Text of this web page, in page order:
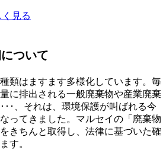
く見る
について
類はますます多様化しています。毎
に排出される一般廃棄物や産業廃棄
･･、それは、環境保護が叫ばれる今
ってきました。マルセイの「廃棄物
きちんと取得し、法律に基づいた確
す。